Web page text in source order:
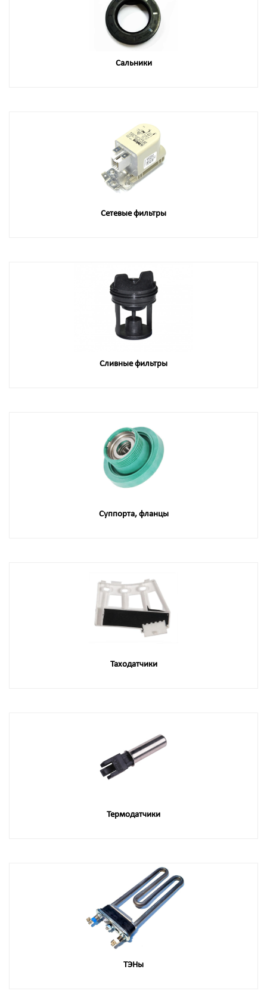
Сальники
Сетевые фильтры
Сливные фильтры
Суппорта, фланцы
Таходатчики
Термодатчики
ТЭНы